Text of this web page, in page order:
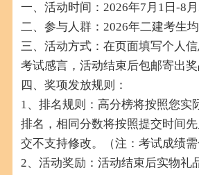
一、活动时间：2026年7月1日-8月
二、参与人群：2026年二建考生均
三、活动方式：在页面填写个人信
考试感言，活动结束后包邮寄出奖
四、奖项发放规则：
1、排名规则：高分榜将按照您实
排名，相同分数将按照提交时间
交不支持修改。（注：考试成绩需
2、活动奖励：活动结束后实物礼